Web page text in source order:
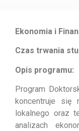
Ekonomia i
Czas trwania
Opis programu:
Program
koncentruje się
lokalnego oraz
analizach